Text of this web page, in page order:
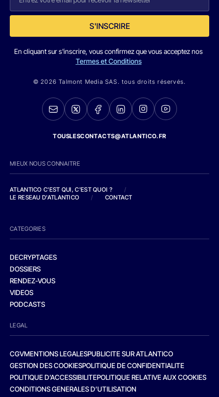
S'INSCRIRE
En cliquant sur s'inscrire, vous confirmez que vous acceptez nos
Termes et Conditions
© 2026 Talmont Media SAS. tous droits réservés.
TOUSLESCONTACTS@ATLANTICO.FR
MIEUX NOUS CONNAITRE
ATLANTICO C'EST QUI, C'EST QUOI ?
/
LE RESEAU D'ATLANTICO
/ CONTACT
CATEGORIES
DECRYPTAGES
DOSSIERS
RENDEZ-VOUS
VIDEOS
PODCASTS
LEGAL
CGVMENTIONS LEGALESPUBLICITE SUR ATLANTICO
GESTION DES COOKIESPOLITIQUE DE CONFIDENTIALITE
POLITIQUE D’ACCESSIBILITEPOLITIQUE RELATIVE AUX COOKIES
CONDITIONS GENERALES D’UTILISATION